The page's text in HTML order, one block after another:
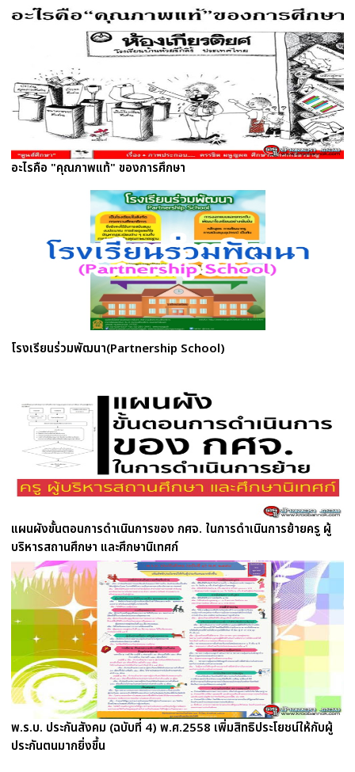
อะไรคือ "คุณภาพแท้" ของการศึกษา
โรงเรียนร่วมพัฒนา(Partnership School)
แผนผังขั้นตอนการดำเนินการของ กศจ. ในการดำเนินการย้ายครู ผู้
บริหารสถานศึกษา และศึกษานิเทศก์
พ.ร.บ. ประกันสังคม (ฉบับที่ 4) พ.ศ.2558 เพิ่มสิทธิประโยชน์ให้กับผู้
ประกันตนมากยิ่งขึ้น